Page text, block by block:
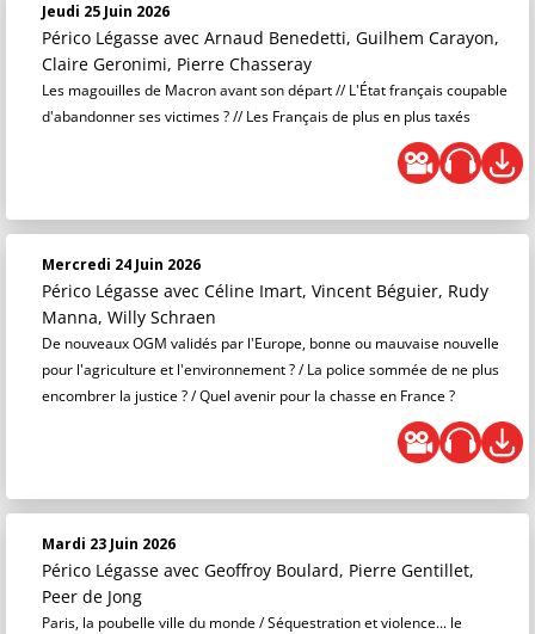
Jeudi 25 Juin 2026
Périco Légasse avec Arnaud Benedetti, Guilhem Carayon,
Claire Geronimi, Pierre Chasseray
Les magouilles de Macron avant son départ // L'État français coupable
d'abandonner ses victimes ? // Les Français de plus en plus taxés
Mercredi 24 Juin 2026
Périco Légasse avec Céline Imart, Vincent Béguier, Rudy
Manna, Willy Schraen
De nouveaux OGM validés par l'Europe, bonne ou mauvaise nouvelle
pour l'agriculture et l'environnement ? / La police sommée de ne plus
encombrer la justice ? / Quel avenir pour la chasse en France ?
Mardi 23 Juin 2026
Périco Légasse avec Geoffroy Boulard, Pierre Gentillet,
Peer de Jong
Paris, la poubelle ville du monde / Séquestration et violence... le